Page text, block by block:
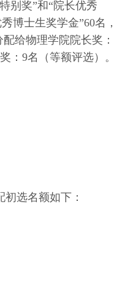
别奖”和“院长优秀
博士生奖学金”60名，
给物理学院院长奖：
：9名（等额评选）。
选名额如下：